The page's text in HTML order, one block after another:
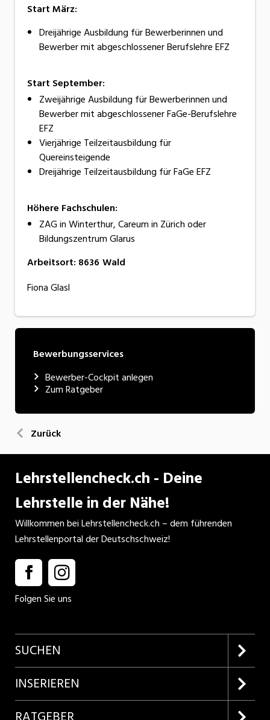
Start März:
Dreijährige Ausbildung für Bewerberinnen und
Bewerber mit abgeschlossener Berufslehre EFZ
Start September:
Zweijährige Ausbildung für Bewerberinnen und
Bewerber mit abgeschlossener FaGe-Berufslehre
EFZ
Vierjährige Teilzeitausbildung für
Quereinsteigende
Dreijährige Teilzeitausbildung für FaGe EFZ
Höhere Fachschulen:
ZAG in Winterthur, Careum in Zürich oder
Bildungszentrum Glarus
Arbeitsort: 8636 Wald
Fiona Glasl
Bewerbungsservices
Bewerber-Cockpit anlegen
Zum Ratgeber
Zurück
Lehrstellencheck.ch - Deine
Lehrstelle in der Nähe!
Willkommen bei Lehrstellencheck.ch – dem führenden
Lehrstellenportal der Deutschschweiz!
Folgen Sie uns
SUCHEN
Firmenprofile entdecken
Lehrstellen suchen
INSERIEREN
Kundenlogin